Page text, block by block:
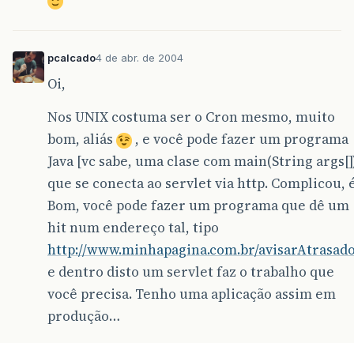
pcalcado4 de abr. de 2004
Oi,
Nos UNIX costuma ser o Cron mesmo, muito
bom, aliás
, e você pode fazer um programa
Java [vc sabe, uma clase com main(String
que se conecta ao servlet via http. Complicou,
Bom, você pode fazer um programa que dê um
hit num endereço tal, tipo
http://www.minhapagina.com.br/
e dentro disto um servlet faz o trabalho que
você precisa. Tenho uma aplicação assim em
produção…